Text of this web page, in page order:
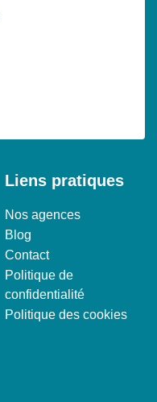
Liens pratiques
Nos agences
Blog
Contact
Politique de
confidentialité
Politique des cookies